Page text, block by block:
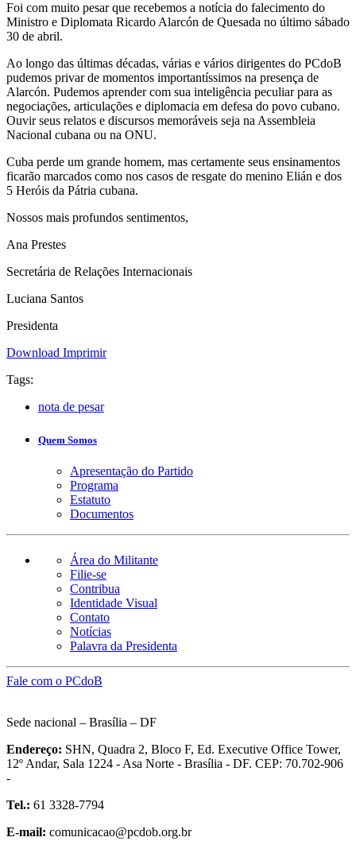
Foi com muito pesar que recebemos a notícia do falecimento do
Ministro e Diplomata Ricardo Alarcón de Quesada no último sábado
30 de abril.
Ao longo das últimas décadas, várias e vários dirigentes do PCdoB
pudemos privar de momentos importantíssimos na presença de
Alarcón. Pudemos aprender com sua inteligência peculiar para as
negociações, articulações e diplomacia em defesa do povo cubano.
Ouvir seus relatos e discursos memoráveis seja na Assembleia
Nacional cubana ou na ONU.
Cuba perde um grande homem, mas certamente seus ensinamentos
ficarão marcados como nos casos de resgate do menino Elián e dos
5 Heróis da Pátria cubana.
Nossos mais profundos sentimentos,
Ana Prestes
Secretária de Relações Internacionais
Luciana Santos
Presidenta
Download Imprimir
Tags:
nota de pesar
Quem Somos
Apresentação do Partido
Programa
Estatuto
Documentos
Área do Militante
Filie-se
Contribua
Identidade Visual
Contato
Notícias
Palavra da Presidenta
Fale com o PCdoB
Sede nacional – Brasília – DF
Endereço: SHN, Quadra 2, Bloco F, Ed. Executive Office Tower,
12º Andar, Sala 1224 - Asa Norte - Brasília - DF. CEP: 70.702-906
-
Tel.: 61 3328-7794
E-mail: comunicacao@pcdob.org.br